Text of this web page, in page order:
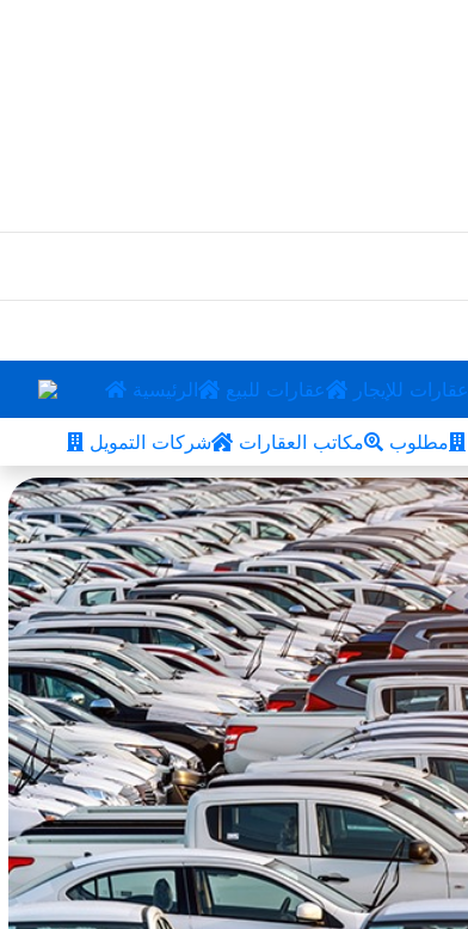
الرئيسية عقارات للبيع عقارات للإيجار
شركات التمويل مكاتب العقارات مطلوب